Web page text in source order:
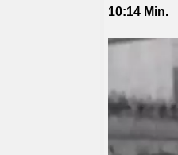
10:14 Min.